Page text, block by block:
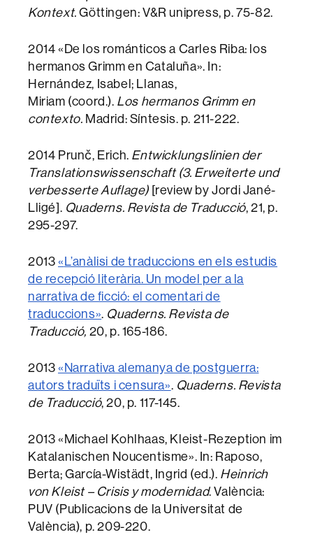
Kontext. Göttingen: V&R unipress, p. 75-82.
2014 «De los románticos a Carles Riba: los
hermanos Grimm en Cataluña». In:
Hernández, Isabel; Llanas,
Miriam (coord.). Los hermanos Grimm en
contexto. Madrid: Síntesis. p. 211-222.
2014 Prunč, Erich. Entwicklungslinien der
Translationswissenschaft (3. Erweiterte und
verbesserte Auflage) [review by Jordi Jané-
Lligé]. Quaderns. Revista de Traducció, 21, p.
295-297.
2013 « L’anàlisi de traduccions en els estudis
de recepció literària. Un model per a la
narrativa de ficció: el comentari de
traduccions». Quaderns. Revista de
Traducció, 20, p. 165-186.
2013 «Narrativa alemanya de postguerra:
autors traduïts i censura». Quaderns. Revista
de Traducció, 20, p. 117-145.
2013 «Michael Kohlhaas, Kleist-Rezeption im
Katalanischen Noucentisme». In: Raposo,
Berta; García-Wistädt, Ingrid (ed.). Heinrich
von Kleist – Crisis y modernidad. València:
PUV (Publicacions de la Universitat de
València), p. 209-220.